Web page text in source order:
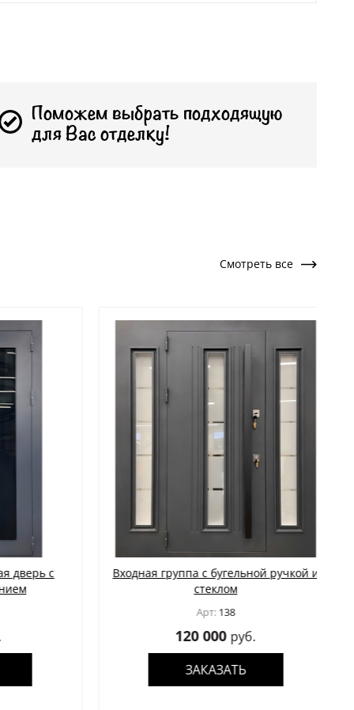
Поможем выбрать подходящую
для Вас отделку!
Смотреть все
с
Входная группа с бугельной ручкой и
стеклом
Арт:138
120 000руб.
ЗАКАЗАТЬ